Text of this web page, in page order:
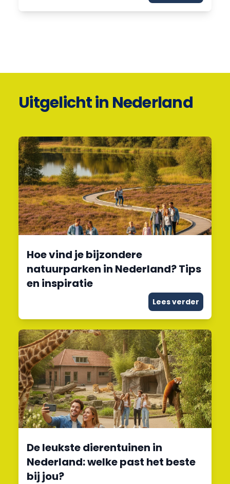
Uitgelicht in Nederland
Hoe vind je bijzondere
natuurparken in Nederland? Tips
en inspiratie
Lees verder
De leukste dierentuinen in
Nederland: welke past het beste
bij jou?